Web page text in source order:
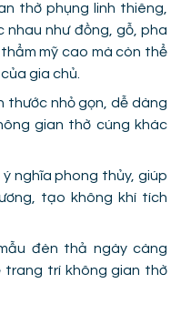
thờ phụng linh thiêng,
nhau như đồng, gỗ, pha
mỹ cao mà còn thể
gia chủ.
thước nhỏ gọn, dễ dàng
gian thờ cúng khác
nghĩa phong thủy, giúp
tạo không khí tích
đèn thả ngày càng
trang trí không gian thờ